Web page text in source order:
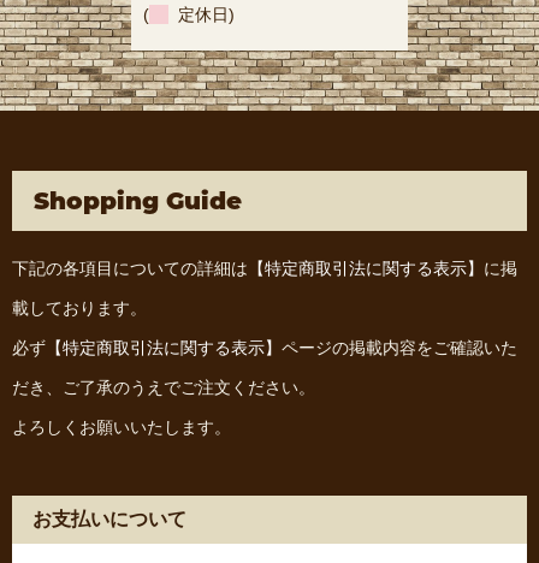
( 定休日)
Shopping Guide
下記の各項目についての詳細は 【特定商取引法に関する表示】 に掲
載しております。
必ず 【特定商取引法に関する表示】 ページの掲載内容をご確認いた
だき、ご了承のうえでご注文ください。
よろしくお願いいたします。
お支払いについて